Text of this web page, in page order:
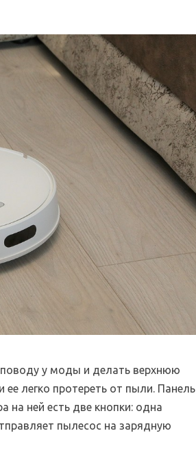
у моды и делать верхнюю
ее легко протереть от пыли. Панель
на ней есть две кнопки: одна
пылесос на зарядную